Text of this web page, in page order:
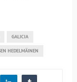
GALICIA
HEDELMÄINEN